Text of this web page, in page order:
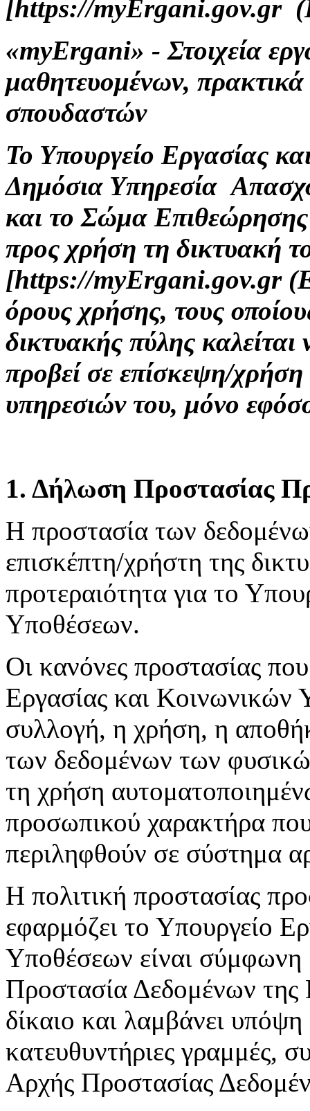
[https://myErgani.gov.gr
«myErgani» - Στοιχεία
μαθητευομένων,
σπουδαστών
Το Υπουργείο Εργασίας
Δημόσια Υπηρεσία
και το Σώμα
προς χρήση τη δικτυακή
[https://myErgani.gov.gr
όρους χρήσης, τους
δικτυακής πύλης
προβεί σε επίσκεψη/
υπηρεσιών του, μόνο
1. Δήλωση Προστασίας
H προστασία των
επισκέπτη/χρήστη της
προτεραιότητα για το
Υποθέσεων.
Οι κανόνες προστασίας
Εργασίας και Κοινωνικών
συλλογή, η χρήση, η
των δεδομένων των
τη χρήση
προσωπικού χαρακτήρα
περιληφθούν σε σύστημα
Η πολιτική προστασίας
εφαρμόζει το Υπουργείο
Υποθέσεων είναι σύμφωνη
Προστασία Δεδομένων
δίκαιο και λαμβάνει υπόψη
κατευθυντήριες γραμμές,
Αρχής Προστασίας